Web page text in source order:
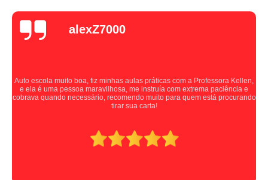
alexZ7000
Auto escola muito boa, fiz minhas aulas práticas com a Professora Kellen,
e ela é uma pessoa maravilhosa, me instruía com extrema paciência e
cobrava quando necessário, recomendo muito para quem está procurando
tirar sua carta!